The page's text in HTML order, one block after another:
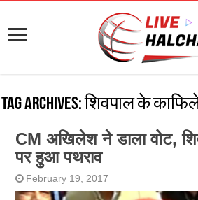
Tag Archives:शिवपाल के
CM अखिलेश ने डाला वोट,
पर हुआ पथराव
February 19, 2017